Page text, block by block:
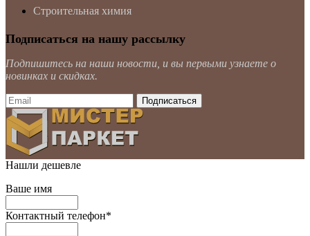
Строительная химия
Подписаться на нашу рассылку
Подпишитесь на наши новости, и вы первыми узнаете о
новинках и скидках.
Нашли дешевле
Ваше имя
Контактный телефон*